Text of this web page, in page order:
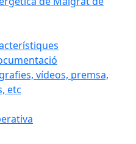
vídeos, premsa,
etc